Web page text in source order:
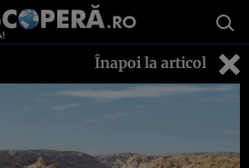
Înapoi la articol